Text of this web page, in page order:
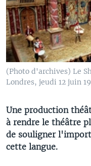
(Photo d'archives) Le
Londres, jeudi 12 juin
Une production
à rendre le théâtre
de souligner
cette langue.